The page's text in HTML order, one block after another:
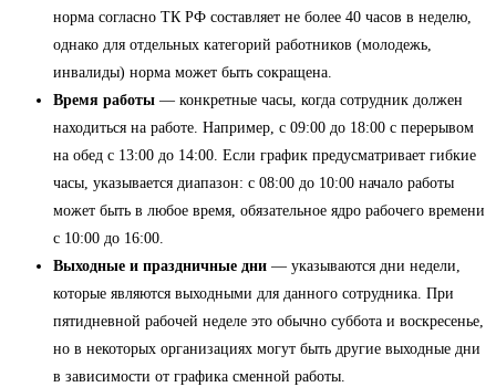
норма согласно ТК РФ составляет не более 40 часов в неделю,
однако для отдельных категорий работников (молодежь,
инвалиды) норма может быть сокращена.
Время работы — конкретные часы, когда сотрудник должен
находиться на работе. Например, с 09:00 до 18:00 с перерывом
на обед с 13:00 до 14:00. Если график предусматривает гибкие
часы, указывается диапазон: с 08:00 до 10:00 начало работы
может быть в любое время, обязательное ядро рабочего времени
с 10:00 до 16:00.
Выходные и праздничные дни — указываются дни недели,
которые являются выходными для данного сотрудника. При
пятидневной рабочей неделе это обычно суббота и воскресенье,
но в некоторых организациях могут быть другие выходные дни
в зависимости от графика сменной работы.